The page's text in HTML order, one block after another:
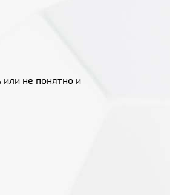
не понятно и